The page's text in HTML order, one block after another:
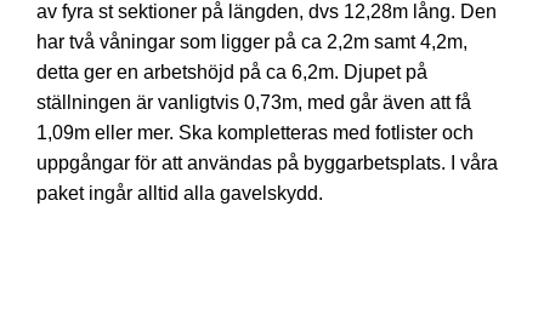
av fyra st sektioner på längden, dvs 12,28m lång. Den
har två våningar som ligger på ca 2,2m samt 4,2m,
detta ger en arbetshöjd på ca 6,2m. Djupet på
ställningen är vanligtvis 0,73m, med går även att få
1,09m eller mer. Ska kompletteras med fotlister och
uppgångar för att användas på byggarbetsplats. I våra
paket ingår alltid alla gavelskydd.